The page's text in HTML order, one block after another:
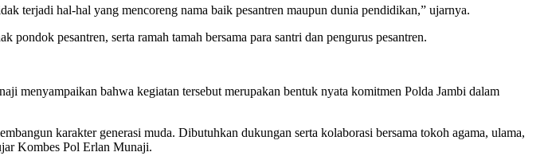
terjadi hal-hal yang mencoreng nama baik pesantren maupun dunia pendidikan,” ujarnya.
pesantren, serta ramah tamah bersama para santri dan pengurus pesantren.
bahwa kegiatan tersebut merupakan bentuk nyata komitmen Polda Jambi dalam
karakter generasi muda. Dibutuhkan dukungan serta kolaborasi bersama tokoh agama, ulama,
Kombes Pol Erlan Munaji.